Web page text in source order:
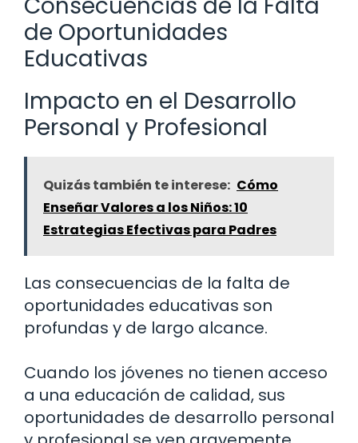
de Oportunidades
Educativas
Impacto en el Desarrollo
Personal y Profesional
Quizás también te interese: Cómo
Enseñar Valores a los Niños: 10
Estrategias Efectivas para Padres
Las consecuencias de la falta de
oportunidades educativas son
profundas y de largo alcance.
Cuando los jóvenes no tienen acceso
a una educación de calidad, sus
oportunidades de desarrollo personal